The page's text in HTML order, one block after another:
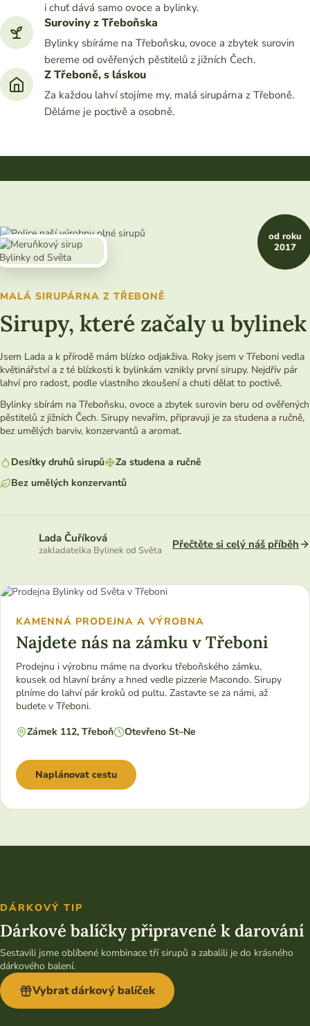
i chuť dává samo ovoce a bylinky.
Suroviny z Třeboňska
Bylinky sbíráme na Třeboňsku, ovoce a zbytek surovin
bereme od ověřených pěstitelů z jižních Čech.
Z Třeboně, s láskou
Za každou lahví stojíme my, malá sirupárna z Třeboně.
Děláme je poctivě a osobně.
MALÁ SIRUPÁRNA Z TŘEBONĚ
Sirupy, které začaly u bylinek
Jsem Lada a k přírodě mám blízko odjakživa. Roky jsem v Třeboni vedla
květinářství a z té blízkosti k bylinkám vznikly první sirupy. Nejdřív pár
lahví pro radost, podle vlastního zkoušení a chuti dělat to poctivě.
Bylinky sbírám na Třeboňsku, ovoce a zbytek surovin beru od ověřených
pěstitelů z jižních Čech. Sirupy nevařím, připravuji je za studena a ručně,
bez umělých barviv, konzervantů a aromat.
Desítky druhů sirupů
Za studena a ručně
Bez umělých konzervantů
Lada Čuříková
zakladatelka Bylinek od Světa Přečtěte si celý náš příběh
od roku
2017
KAMENNÁ PRODEJNA A VÝROBNA
Najdete nás na zámku v Třeboni
Prodejnu i výrobnu máme na dvorku třeboňského zámku,
kousek od hlavní brány a hned vedle pizzerie Macondo. Sirupy
plníme do lahví pár kroků od pultu. Zastavte se za námi, až
budete v Třeboni.
Zámek 112, Třeboň
Otevřeno St–Ne
Naplánovat cestu
DÁRKOVÝ TIP
Dárkové balíčky připravené k darování
Sestavili jsme oblíbené kombinace tří sirupů a zabalili je do krásného
dárkového balení.
Vybrat dárkový balíček